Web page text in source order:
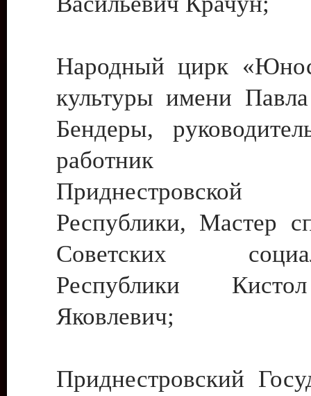
Народный цирк
культуры имени
Бендеры,
работник
Приднестровской
Республики, Мастер
Советских
Республики
Яковлевич;
Приднестровский